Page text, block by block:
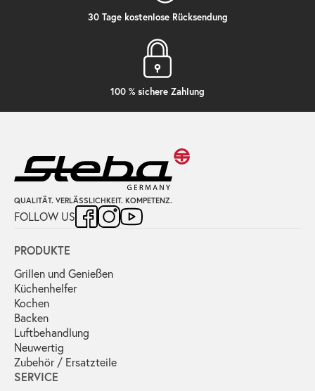
30 Tage kostenlose Rücksendung
100 % sichere Zahlung
QUALITÄT. VERLÄSSLICHKEIT. KOMPETENZ.
FOLLOW US
PRODUKTE
Grillen und Genießen
Küchenhelfer
Kochen
Backen
Luftbehandlung
Neuwertig
Zubehör / Ersatzteile
SERVICE